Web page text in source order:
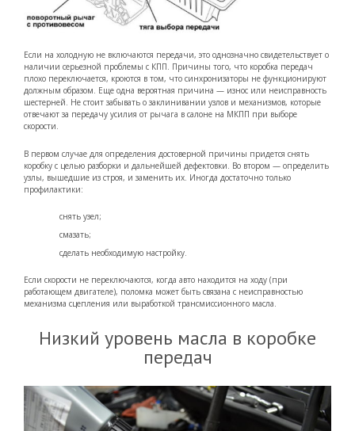
Если на холодную не включаются передачи, это однозначно свидетельствует о
наличии серьезной проблемы с КПП. Причины того, что коробка передач
плохо переключается, кроются в том, что синхронизаторы не функционируют
должным образом. Еще одна вероятная причина — износ или неисправность
шестерней. Не стоит забывать о заклинивании узлов и механизмов, которые
отвечают за передачу усилия от рычага в салоне на МКПП при выборе
скорости.
В первом случае для определения достоверной причины придется снять
коробку с целью разборки и дальнейшей дефектовки. Во втором — определить
узлы, вышедшие из строя, и заменить их. Иногда достаточно только
профилактики:
снять узел;
смазать;
сделать необходимую настройку.
Если скорости не переключаются, когда авто находится на ходу (при
работающем двигателе), поломка может быть связана с неисправностью
механизма сцепления или выработкой трансмиссионного масла.
Низкий уровень масла в коробке
передач